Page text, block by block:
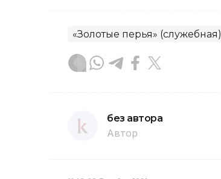
«Золотые перья» (служебная)
без автора
Автор